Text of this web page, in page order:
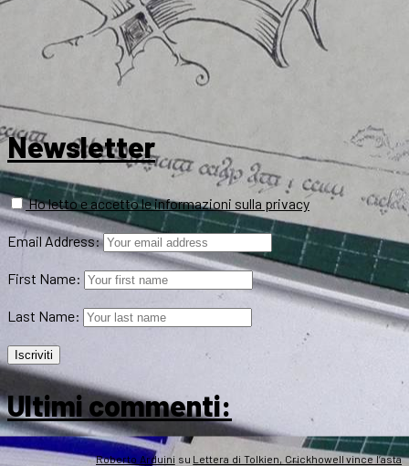
Newsletter
Ho letto e accetto le informazioni sulla privacy
Email Address:
First Name:
Last Name:
Ultimi commenti:
Roberto Arduini su Lettera di Tolkien, Crickhowell vince l’asta